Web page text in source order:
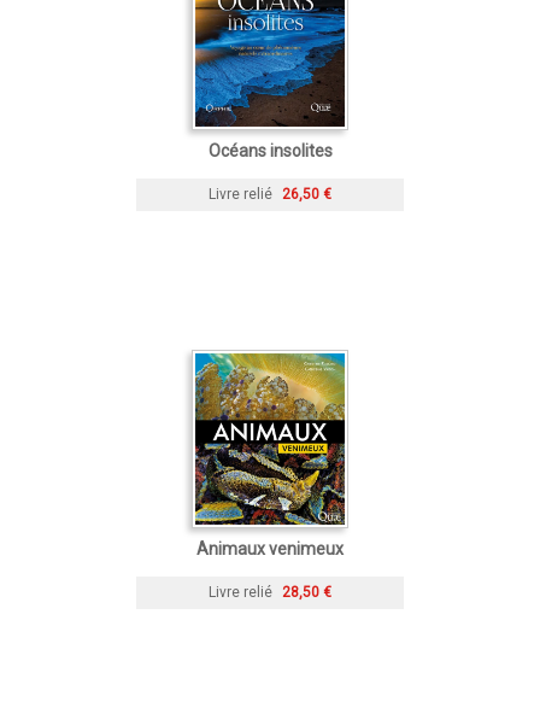
Océans insolites
Livre relié 26,50 €
Animaux venimeux
Livre relié 28,50 €